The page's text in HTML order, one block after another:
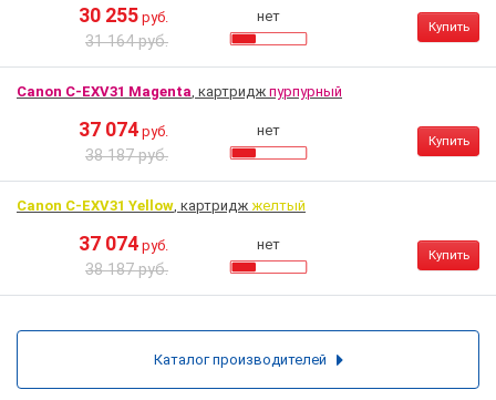
30 255 руб.
31 164 руб.
нет
Купить
Canon C-EXV31 Magenta, картридж пурпурный
37 074 руб.
38 187 руб.
нет
Купить
Canon C-EXV31 Yellow, картридж желтый
37 074 руб.
38 187 руб.
нет
Купить